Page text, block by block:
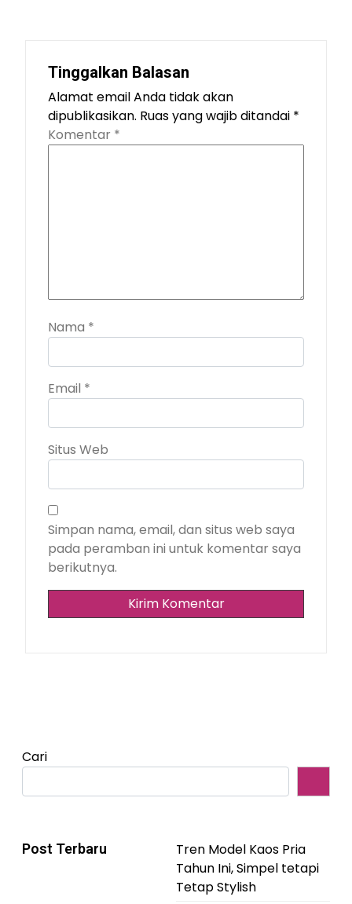
Tinggalkan Balasan
Alamat email Anda tidak akan
dipublikasikan. Ruas yang wajib ditandai *
Komentar *
Nama *
Email *
Situs Web
Simpan nama, email, dan situs web saya
pada peramban ini untuk komentar saya
berikutnya.
Cari
Post Terbaru
Tren Model Kaos Pria
Tahun Ini, Simpel tetapi
Tetap Stylish